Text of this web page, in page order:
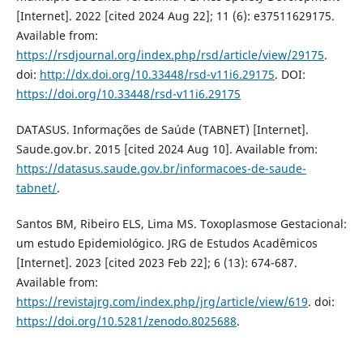
[Internet]. 2022 [cited 2024 Aug 22]; 11 (6): e37511629175.
Available from:
https://rsdjournal.org/index.php/rsd/article/view/29175.
doi: http://dx.doi.org/10.33448/rsd-v11i6.29175. DOI:
https://doi.org/10.33448/rsd-v11i6.29175
DATASUS. Informações de Saúde (TABNET) [Internet].
Saude.gov.br. 2015 [cited 2024 Aug 10]. Available from:
https://datasus.saude.gov.br/informacoes-de-saude-
tabnet/.
Santos BM, Ribeiro ELS, Lima MS. Toxoplasmose Gestacional:
um estudo Epidemiológico. JRG de Estudos Acadêmicos
[Internet]. 2023 [cited 2023 Feb 22]; 6 (13): 674-687.
Available from:
https://revistajrg.com/index.php/jrg/article/view/619. doi:
https://doi.org/10.5281/zenodo.8025688.